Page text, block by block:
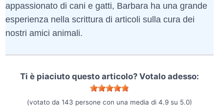
appassionato di cani e gatti, Barbara ha una grande
esperienza nella scrittura di articoli sulla cura dei
nostri amici animali.
Ti è piaciuto questo articolo? Votalo adesso:
(votato da 143 persone con una media di 4.9 su 5.0)